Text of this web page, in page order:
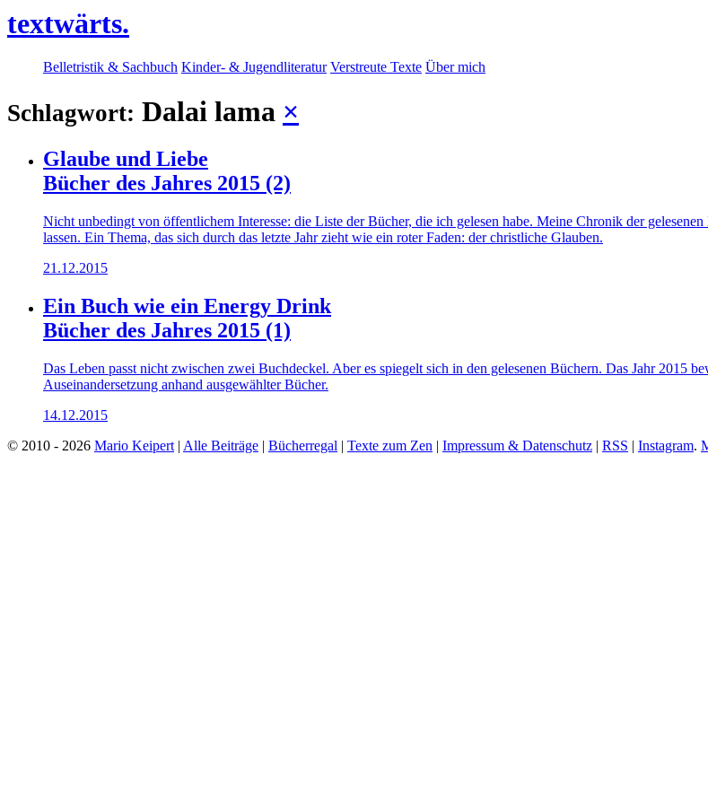
textwärts.
Belletristik & Sachbuch Kinder- & Jugendliteratur Verstreute Texte Über mich
Schlagwort: Dalai lama ×
Glaube und Liebe
Bücher des Jahres 2015 (2)
Nicht unbedingt von öffentlichem Interesse: die Liste der Bücher, die ich gelesen habe. Meine Chronik der
lassen. Ein Thema, das sich durch das letzte Jahr zieht wie ein roter Faden: der christliche Glauben.
21.12.2015
Ein Buch wie ein Energy Drink
Bücher des Jahres 2015 (1)
Das Leben passt nicht zwischen zwei Buchdeckel. Aber es spiegelt sich in den gelesenen Büchern. Das Jahr 2015
Auseinandersetzung anhand ausgewählter Bücher.
14.12.2015
© 2010 - 2026 Mario Keipert | Alle Beiträge | Bücherregal | Texte zum Zen | Impressum & Datenschutz | RSS | Instagram.